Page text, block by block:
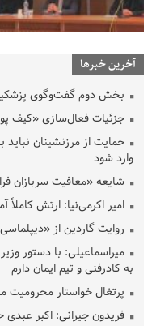
آخرین خبرها
بخش دوم گفت‌وگوی
جزئیات فعال‌سازی «کیف
حمایت از مرزنشینان نباید
وارد شود
شایعه «معافیت سربازان
امیر اکرمی‌نیا: ارتش کاملاً
روایت گاردین از
میراسماعیلی: با دستور
به کادرفنی و تیم ایمان دارم
پرتغال خواستار محرومیت
فریدون جیرانی: اکبر